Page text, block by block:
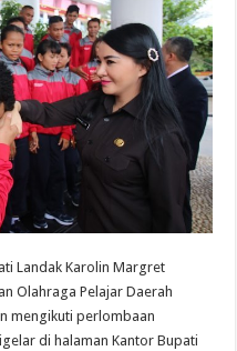
Landak Karolin Margret
Olahraga Pelajar Daerah
mengikuti perlombaan
di halaman Kantor Bupati